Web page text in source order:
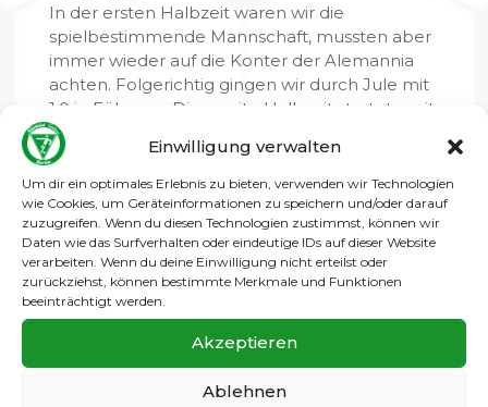
Einwilligung verwalten
Um dir ein optimales Erlebnis zu bieten, verwenden wir Technologien
wie Cookies, um Geräteinformationen zu speichern und/oder darauf
zuzugreifen. Wenn du diesen Technologien zustimmst, können wir
Daten wie das Surfverhalten oder eindeutige IDs auf dieser Website
verarbeiten. Wenn du deine Einwilligung nicht erteilst oder
zurückziehst, können bestimmte Merkmale und Funktionen
beeinträchtigt werden.
Akzeptieren
Ablehnen
In der ersten Halbzeit waren wir die
spielbestimmende Mannschaft, mussten aber
immer wieder auf die Konter der Alemannia
achten. Folgerichtig gingen wir durch Jule mit
1:0 in Führung. Die zweite Halbzeit startete mit
einem zweifelhaften Elfmeter für die Gäste ,
die diesen zum Ausgleich nutzen konnten.
Nun begannen wieder zwanzig Minuten, in
denen wir die Köpfe hängen ließen und
Alemannia machte nun mächtig Dampf .
Unsere Abwehr um den guten Torwart Tobi
stand zwar sicher, aber auch sie konnte die 2:1
Führung durch den starken Sascha Stahlberg
nicht verhindern . Wir zeigten aber eine gute
Moral und einen unbedingten Siegeswillen. Mit
der Einwechslung von Clemens hatte Acka ein
goldenes Händchen bewiesen, denn der traf